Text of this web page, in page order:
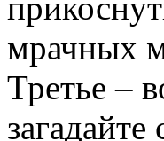
мрачных
Третье –